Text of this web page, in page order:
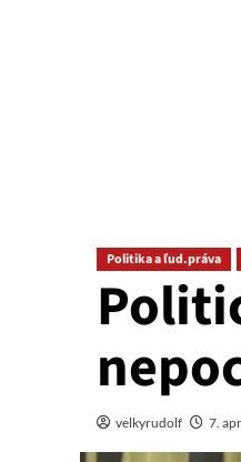
Politika a ľud.práva
velkyrudolf 7.